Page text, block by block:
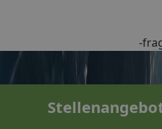
-